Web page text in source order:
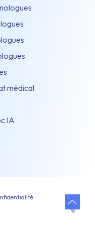
médical
IA